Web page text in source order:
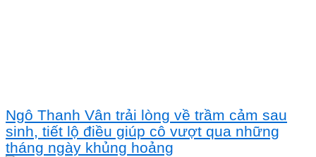
Ngô Thanh Vân trải lòng về trầm cảm sau
sinh, tiết lộ điều giúp cô vượt qua những
tháng ngày khủng hoảng